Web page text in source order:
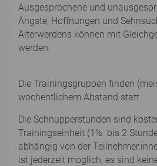
Ausgesprochene und
Ängste, Hoffnungen und
Älterwerdens können mit
werden.
Die Trainingsgruppen finden
wöchentlichem Abstand statt.
Die Schnupperstunden sind
Trainingseinheit (1½ bis 2
abhängig von der
ist jederzeit möglich, es sind